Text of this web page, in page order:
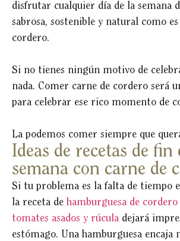
disfrutar cualquier día de la semana
sabrosa, sostenible y natural como
cordero.
Si no tienes ningún motivo de
nada. Comer carne de cordero será
para celebrar ese rico momento de
La podemos comer siempre que
Ideas de recetas de fin
semana con carne de
Si tu problema es la falta de tiempo
la receta de hamburguesa de
tomates asados y rúcula dejará
estómago. Una hamburguesa encaja